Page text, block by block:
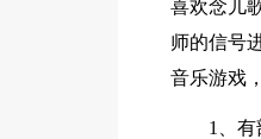
喜欢念儿
师的信号
音乐游戏
1、